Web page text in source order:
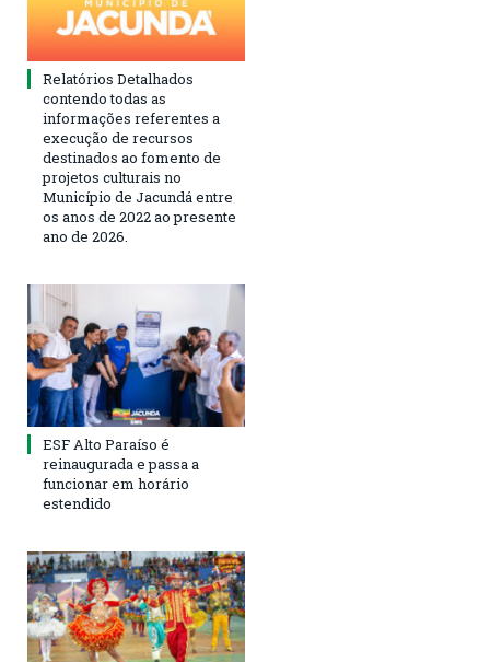
Relatórios Detalhados
contendo todas as
informações referentes a
execução de recursos
destinados ao fomento de
projetos culturais no
Município de Jacundá entre
os anos de 2022 ao presente
ano de 2026.
ESF Alto Paraíso é
reinaugurada e passa a
funcionar em horário
estendido